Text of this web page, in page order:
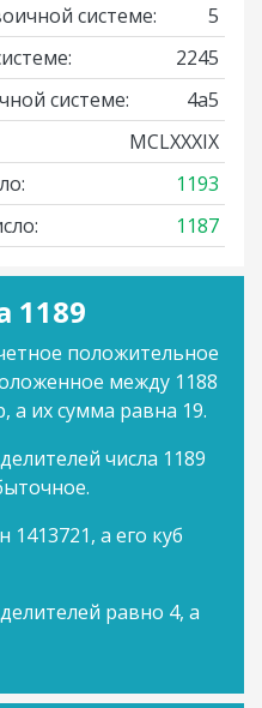
системе:
5
2245
системе:
4a5
MCLXXXIX
1193
1187
1189
положительное
между 1188
а их сумма равна 19.
числа 1189
1413721, а его куб
равно 4, а